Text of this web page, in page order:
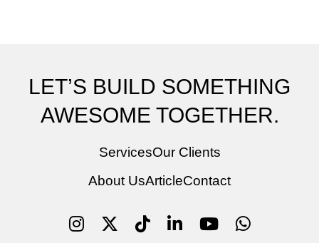
LET’S BUILD SOMETHING
AWESOME TOGETHER.
ServicesOur Clients
About UsArticleContact